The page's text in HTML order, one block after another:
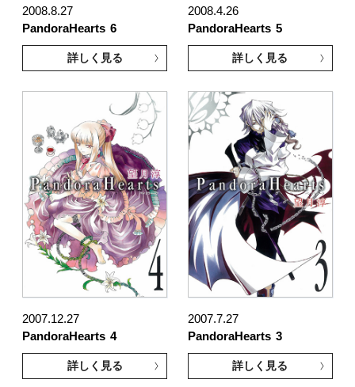
2008.8.27
PandoraHearts 6
詳しく見る
2008.4.26
PandoraHearts 5
詳しく見る
2007.12.27
PandoraHearts 4
詳しく見る
2007.7.27
PandoraHearts 3
詳しく見る